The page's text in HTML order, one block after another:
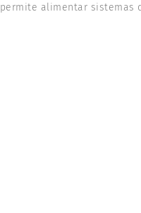
permite alimentar sistemas